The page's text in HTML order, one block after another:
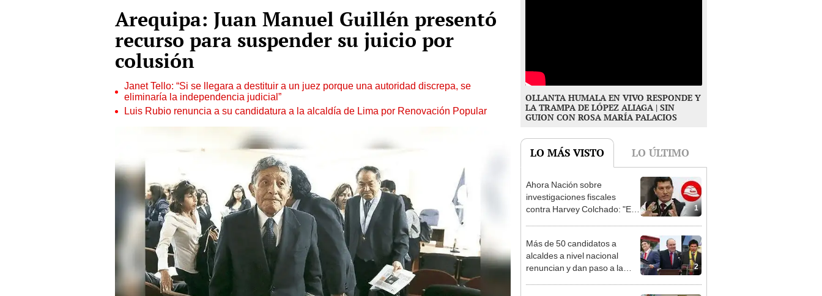
Arequipa: Juan Manuel Guillén presentó
recurso para suspender su juicio por
colusión
Janet Tello: “Si se llegara a destituir a un juez porque una autoridad discrepa, se
eliminaría la independencia judicial”
Luis Rubio renuncia a su candidatura a la alcaldía de Lima por Renovación Popular
OLLANTA HUMALA EN VIVO RESPONDE Y
LA TRAMPA DE LÓPEZ ALIAGA | SIN
GUION CON ROSA MARÍA PALACIOS
LO MÁS VISTO LO ÚLTIMO
1
Ahora Nación sobre
investigaciones fiscales
contra Harvey Colchado: "El
2
Más de 50 candidatos a
alcaldes a nivel nacional
renuncian y dan paso a la